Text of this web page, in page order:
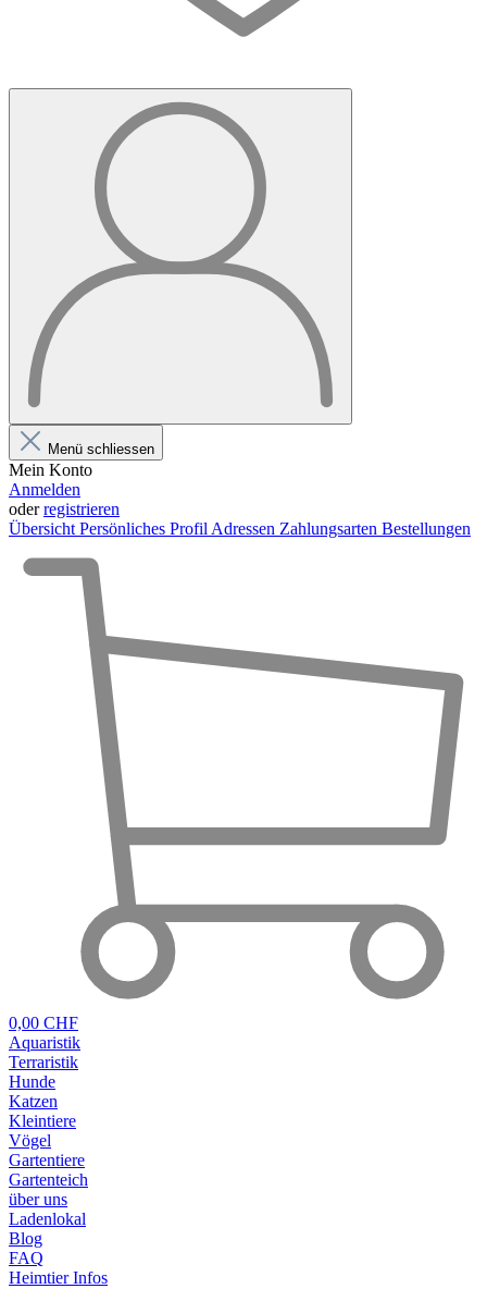
Menü schliessen
Mein Konto
Anmelden
oderregistrieren
Übersicht Persönliches Profil Adressen Zahlungsarten Bestellungen
0,00 CHF
Aquaristik
Terraristik
Hunde
Katzen
Kleintiere
Vögel
Gartentiere
Gartenteich
über uns
Ladenlokal
Blog
FAQ
Heimtier Infos